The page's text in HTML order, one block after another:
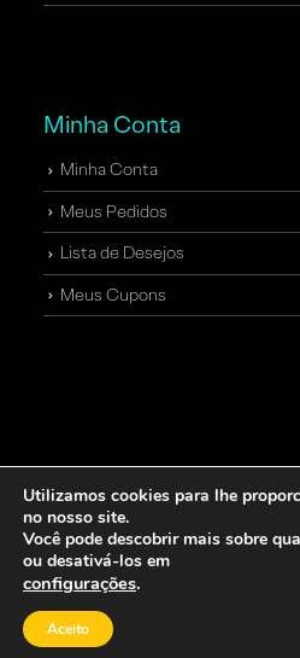
Minha Conta
Minha Conta
Meus Pedidos
Lista de Desejos
Meus Cupons
Comunidade XP –
Personalizados – CNPJ:
Utilizamos cookies para lhe
no nosso site.
Você pode descobrir mais sobre
ou desativá-los em
configurações.
Aceito